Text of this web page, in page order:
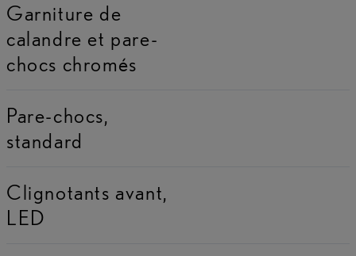
Garniture de
calandre et pare-
chocs chromés
Pare-chocs,
standard
Clignotants avant,
LED